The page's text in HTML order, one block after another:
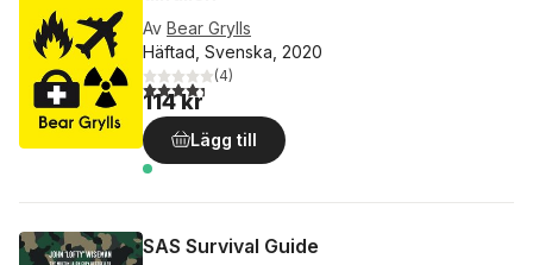
Av Bear Grylls
Häftad, Svenska, 2020
4,3utav 5 stjärnor. Totalt antal röster:
(4)
114 kr
Lägg till
SAS Survival Guide